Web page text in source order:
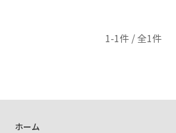
1-1件 / 全1件
ホーム